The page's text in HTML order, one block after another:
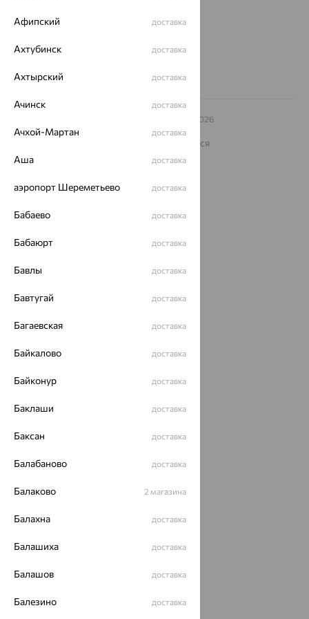
8 (800) 250-02-30
– 2026
Архив акций Архив изделий Карта сайта
На информационном ресурсе применяются
Политика конфеденциальности
Афипский доставка
Ахтубинск доставка
Ахтырский доставка
Ачинск доставка
Ачхой-Мартан доставка
Аша доставка
аэропорт Шереметьево доставка
Бабаево доставка
Бабаюрт доставка
Бавлы доставка
Бавтугай доставка
Багаевская доставка
Байкалово доставка
Байконур доставка
Баклаши доставка
Баксан доставка
Балабаново доставка
Балаково 2 магазина
Балахна доставка
Балашиха доставка
Балашов доставка
Балезино доставка